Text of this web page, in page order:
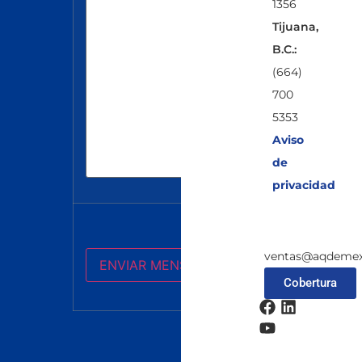
1356
Tijuana,
B.C.:
(664)
700
5353
Aviso
de
privacidad
Cobertura